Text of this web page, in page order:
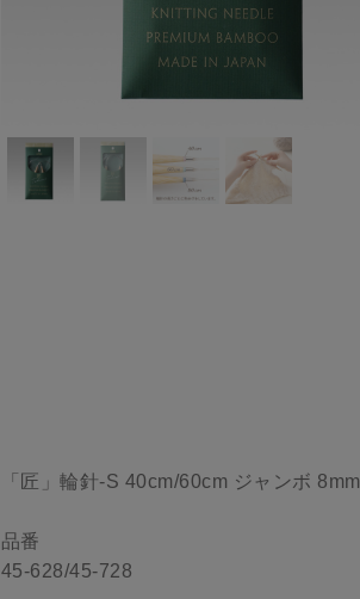
「匠」輪針-S 40cm/60cm ジャンボ 8mm
品番
45-628/45-728